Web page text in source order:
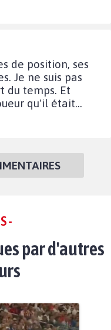
de position, ses
Je ne suis pas
du temps. Et
qu'il était...
-
par d'autres